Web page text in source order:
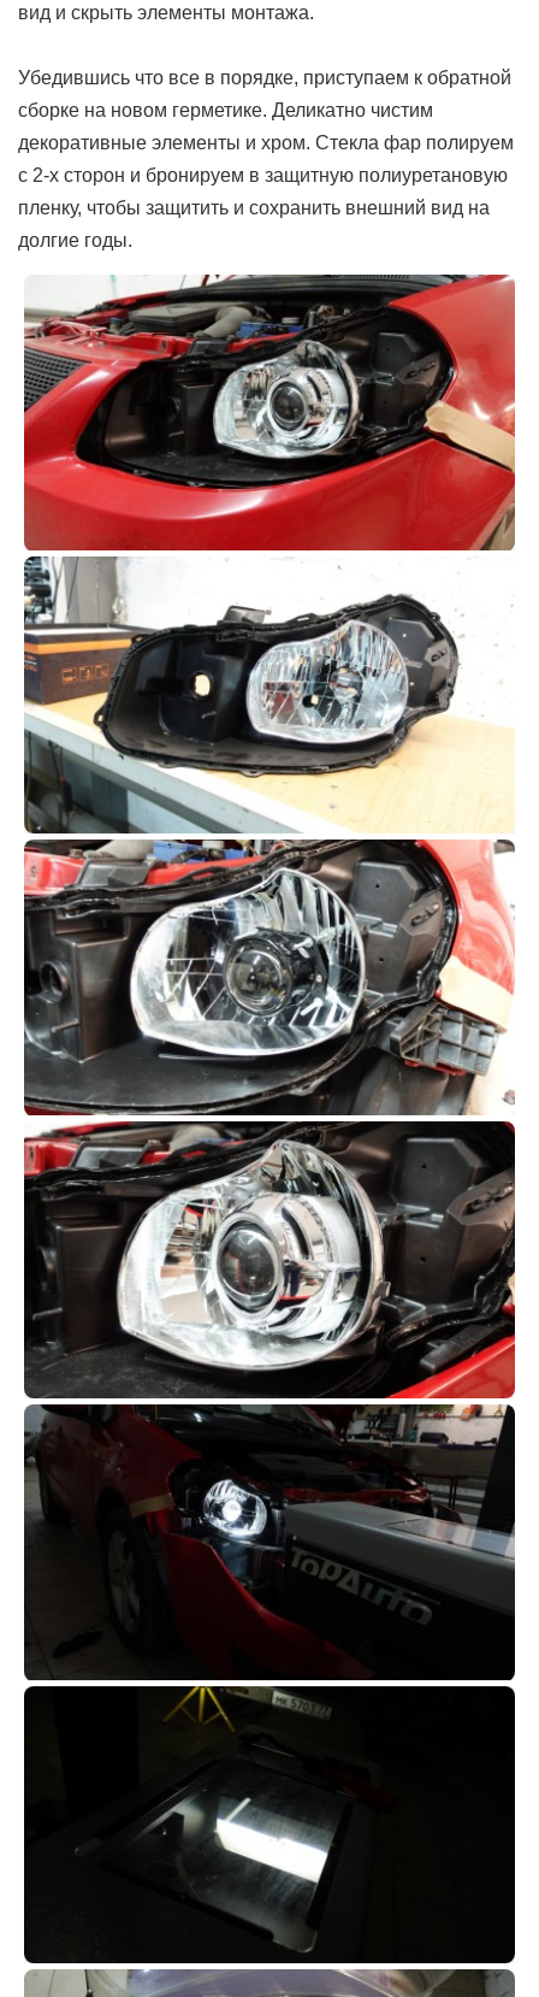
вид и скрыть элементы монтажа.
Убедившись что все в порядке, приступаем к обратной
сборке на новом герметике. Деликатно чистим
декоративные элементы и хром. Стекла фар полируем
с 2-х сторон и бронируем в защитную полиуретановую
пленку, чтобы защитить и сохранить внешний вид на
долгие годы.